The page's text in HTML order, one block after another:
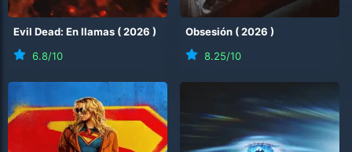
Evil Dead: En llamas (2026 )
6.8/10
Obsesión (2026 )
8.25/10